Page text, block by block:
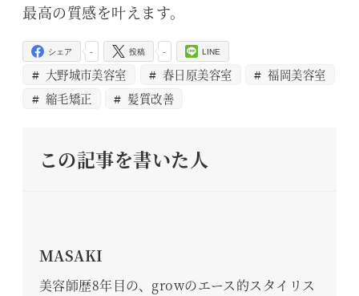
最高の質感を叶えます。
-
シェア -
投稿 LINE
大野城市美容室 春日原美容室
福岡美容室
縮毛矯正
髪質改善
この記事を書いた人
MASAKI
美容師歴8年目の、growのエース的スタイリス